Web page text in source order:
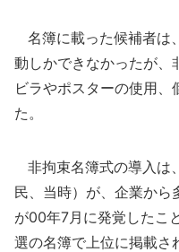
名簿に載った候補者は
動しかできなかったが、
ビラやポスターの使用
た。
非拘束名簿式の導入は
民、当時）が、企業から
が00年7月に発覚したこ
選の名簿で上位に掲載さ